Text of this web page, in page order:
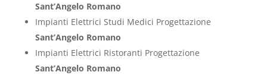
Sant’Angelo Romano
Impianti Elettrici Studi Medici Progettazione
Sant’Angelo Romano
Impianti Elettrici Ristoranti Progettazione
Sant’Angelo Romano